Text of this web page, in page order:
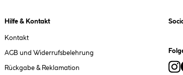
Hilfe & Kontakt
Kontakt
AGB und Widerrufsbelehrung
Rückgabe & Reklamation